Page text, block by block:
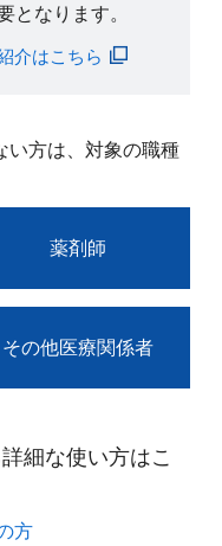
となります。
介はこちら
い方は、対象の職種
薬剤師
その他医療関係者
細な使い方はこ
方​